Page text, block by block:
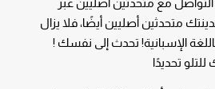
متحدثين أصليين أيضًا، فلا يزال
الإسبانية! تحدث إلى نفسك !
تحديدًا